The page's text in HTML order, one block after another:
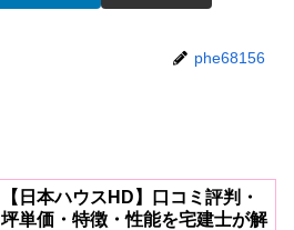
phe68156
【日本ハウスHD】口コミ評判・
坪単価・特徴・性能を宅建士が解